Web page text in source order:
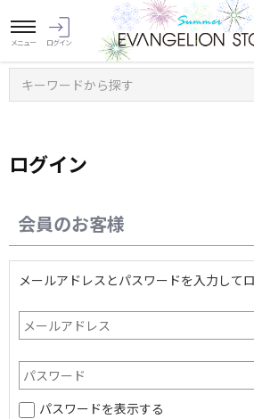
キーワードから探す
ログイン
会員のお客様
メールアドレスとパスワードを入力して
パスワードを表示する